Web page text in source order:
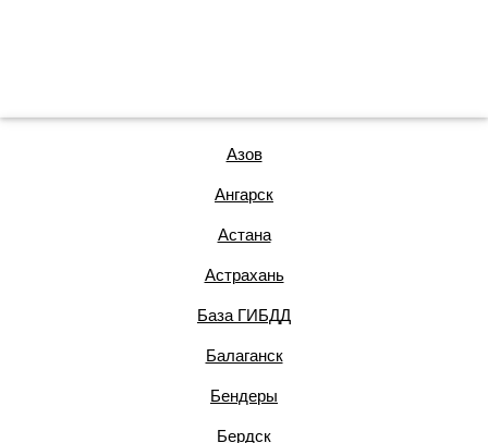
Азов
Ангарск
Астана
Астрахань
База ГИБДД
Балаганск
Бендеры
Бердск